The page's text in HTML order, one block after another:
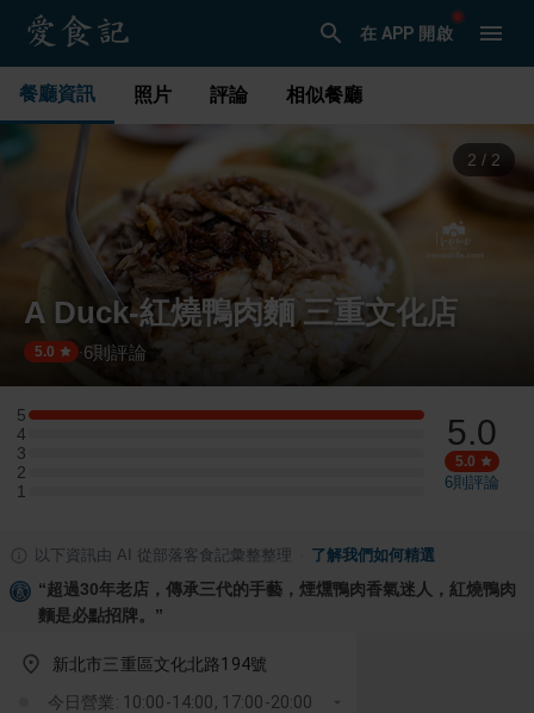
在 APP 開啟
餐廳資訊 照片 評論 相似餐廳
1 / 2
A Duck-紅燒鴨肉麵 三重文化店
5.0 ·6則評論
5
5 星：1 則評論
4
4 星：0 則評論
3
3 星：0 則評論
2
2 星：0 則評論
1
1 星：0 則評論
5.0
5.0
6則評論
以下資訊由 AI 從部落客食記彙整整理 了解我們如何精選
“超過30年老店，傳承三代的手藝，煙燻鴨肉香氣迷人，紅燒鴨肉
麵是必點招牌。 ”
新北市三重區文化北路194號
今日營業: 10:00-14:00, 17:00-20:00